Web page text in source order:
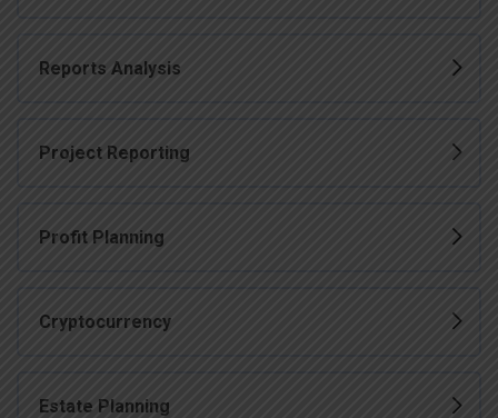
Reports Analysis
Project Reporting
Profit Planning
Cryptocurrency
Estate Planning